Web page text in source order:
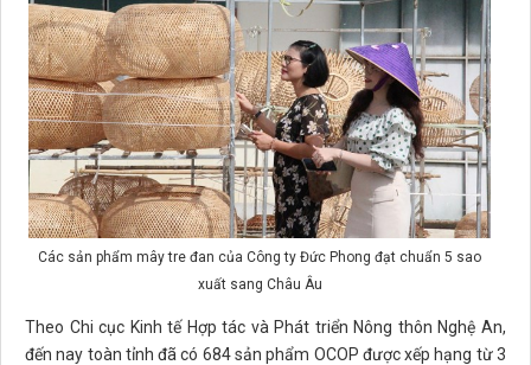
Các sản phẩm mây tre đan của Công ty Đức Phong đạt chuẩn 5 sao
xuất sang Châu Âu
Theo Chi cục Kinh tế Hợp tác và Phát triển Nông thôn Nghệ An,
đến nay toàn tỉnh đã có 684 sản phẩm OCOP được xếp hạng từ 3